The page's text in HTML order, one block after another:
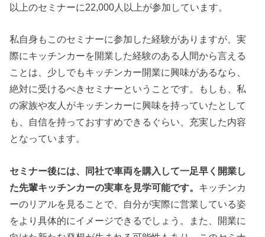
以上のセミナーに22,000人以上が参加しています。
私自身もこのセミナーに参加した経験がありますが、実
際にキッチンカーを開業した経験のある人間から言える
ことは、少しでもキッチンカー開業に興味があるなら、
絶対に受けるべきセミナーということです。もしも、私
の家族や友人がキッチンカーに興味を持っていたとして
も、自信を持っておすすめできるぐらい、充実した内容
となっています。
セミナー後には、同社で車両を購入して一足早く開業し
た先輩キッチンカーの実車を見学可能です。 キッチンカ
ーのリアルを見ることで、自分が実際に営業している姿
をより具体的にイメージできるでしょう。また、開業に